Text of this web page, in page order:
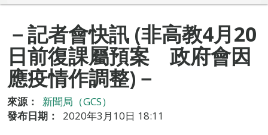
－記者會快訊 (非高教4月20
日前復課屬預案 政府會因
應疫情作調整)－
來源：
新聞局（GCS）
發布日期：
2020年3月10日 18:11